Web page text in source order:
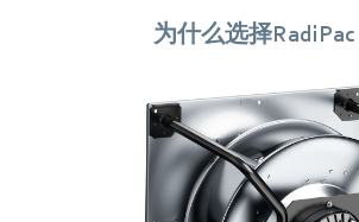
为什么选择RadiPac